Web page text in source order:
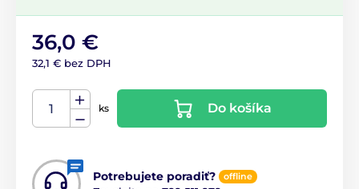
36,0 €
32,1 € bez DPH
ks Do košíka
Potrebujete poradiť? offline